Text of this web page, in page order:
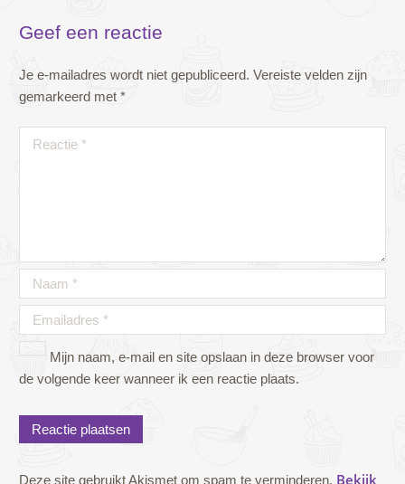
Geef een reactie
Je e-mailadres wordt niet gepubliceerd. Vereiste velden zijn
gemarkeerd met *
Mijn naam, e-mail en site opslaan in deze browser voor
de volgende keer wanneer ik een reactie plaats.
Deze site gebruikt Akismet om spam te verminderen. Bekijk